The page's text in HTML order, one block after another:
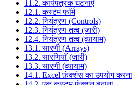
11.2. कार्यपत्रक घटनाएँ
12.1. कस्टम फॉर्म
12.2. नियंत्रण (Controls)
12.3. नियंत्रण तत्व (जारी)
12.4. नियंत्रण तत्व (व्यायाम)
13.1. सारणी (Arrays)
13.2. सारणियाँ (जारी)
13.3. सारणी (व्यायाम)
14.1. Excel फ़ंक्शंस का उपयोग करना